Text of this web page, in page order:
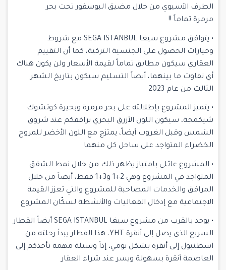
الطرف الآسيوي من خلال مضيق البوسفورتحت بحر
مرمرة تماماً !!
• يتوافق مشروع سيغا SEGA ISTANBUL مع شروط
وخيارات الحصول على الجنسية التركية، كما أن التقييم
العقاري سيكون مطابق تماماً لقيمة الأسعار ولن يكون هناك
أي تفاوت ما بينهما، أيضاً التسليم سيكون بتاريخ الشهر
الثالث من عام 2023
• يتميز المشروع بإطلالته على بحر مرمرة وبحيرة كوتشوك
شيكمجة، سيكون اللون الأزرق البحري يرافقكم عند شروق
الشمس وقبل الغروب أيضاً، يمتزج مع اللون الأخضر للمروج
الخضراء المتواجد على ساحل كل منهما
• المشروع عائلي بامتياز يظهر ذلك من خلال نمط الشقق
المتواجد في المشروع وهي 2+1 و3+1 فقط، أيضاً من خلال
المرافق والخدمات المصاحبة للمشروع والتي تعزز القيمة
الاجتماعية مع إدخال الفعاليات والأنشطة لسكّان المشروع
• يوجد بالقرب من مشروع سيغا SEGA ISTANBUL أيضاً القطار
السريع الذي يصل إلى أنقرة YHT، هذا القطار يبدأ رحلته من
اسطنبول إلى أنقرة بشكل يومي، إذاً وسيلة مهمة تأخذكم إلى
العاصمة أنقرة بسهولة ويسر عند شراء العقار